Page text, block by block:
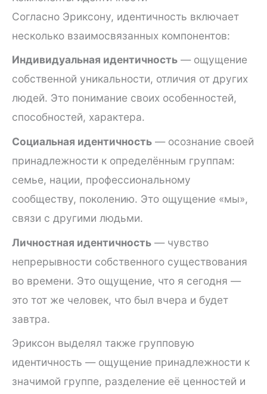
Согласно Эриксону, идентичность включает
несколько взаимосвязанных компонентов:
Индивидуальная идентичность — ощущение
собственной уникальности, отличия от других
людей. Это понимание своих особенностей,
способностей, характера.
Социальная идентичность — осознание своей
принадлежности к определённым группам:
семье, нации, профессиональному
сообществу, поколению. Это ощущение «мы»,
связи с другими людьми.
Личностная идентичность — чувство
непрерывности собственного существования
во времени. Это ощущение, что я сегодня —
это тот же человек, что был вчера и будет
завтра.
Эриксон выделял также групповую
идентичность — ощущение принадлежности к
значимой группе, разделение её ценностей и